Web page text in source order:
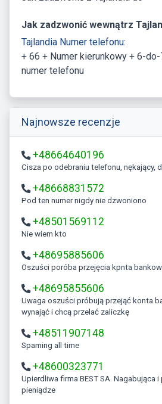
Jak zadzwonić wewnątrz
Tajlandia Numer telefonu:
+ 66 + Numer kierunkowy + 6-
numer telefonu
Najnowsze recenzje
+48664640196
Cisza po odebraniu telefonu, nękający,
+48668831572
Pod ten numer nigdy nie dzwoniono
+48501569112
Nie wiem kto
+48695885606
Oszuści poróba przejęcia kpnta
+48695855606
Uwaga oszuści próbują przejąć konta bankowe. Chcą coś kupić
wynająć i chcą przelać zaliczkę
+48511907148
Spaming all time
+48600323771
Upierdliwa firma BEST SA. Nagabująca i próbująca wyłudzać
pieniądze